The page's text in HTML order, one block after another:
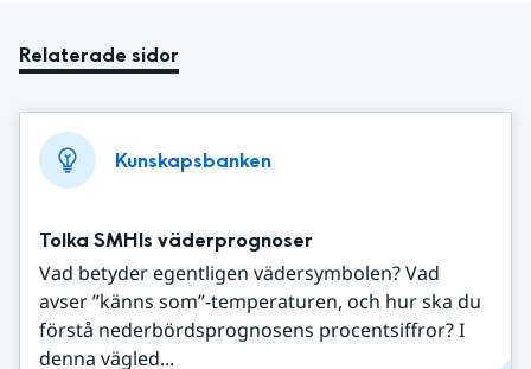
Relaterade sidor
Kunskapsbanken
Tolka SMHIs väderprognoser
Vad betyder egentligen vädersymbolen? Vad
avser ”känns som”-temperaturen, och hur ska du
förstå nederbördsprognosens procentsiffror? I
denna vägled...